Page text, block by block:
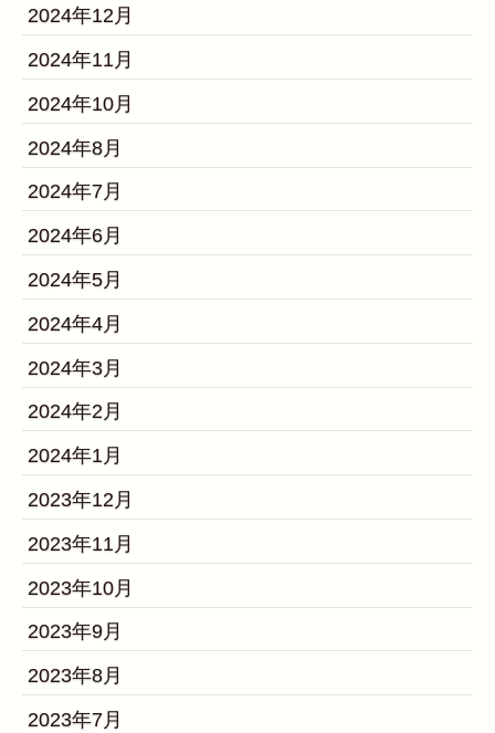
2024年12月
2024年11月
2024年10月
2024年8月
2024年7月
2024年6月
2024年5月
2024年4月
2024年3月
2024年2月
2024年1月
2023年12月
2023年11月
2023年10月
2023年9月
2023年8月
2023年7月